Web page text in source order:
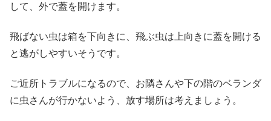
して、外で蓋を開けます。
飛ばない虫は箱を下向きに、飛ぶ虫は上向きに蓋を開ける
と逃がしやすいそうです。
ご近所トラブルになるので、お隣さんや下の階のベランダ
に虫さんが行かないよう、放す場所は考えましょう。